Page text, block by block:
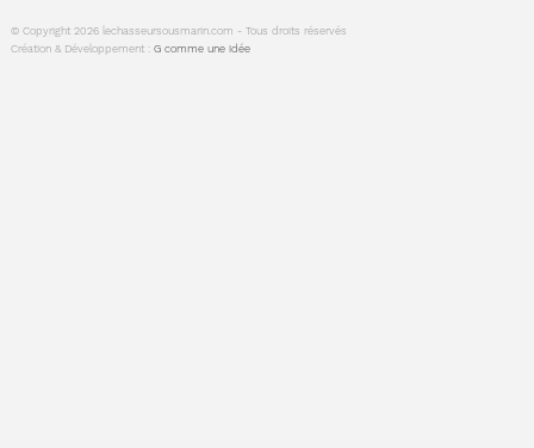
© Copyright 2026 lechasseursousmarin.com - Tous droits réservés
Création & Développement :G comme une idée